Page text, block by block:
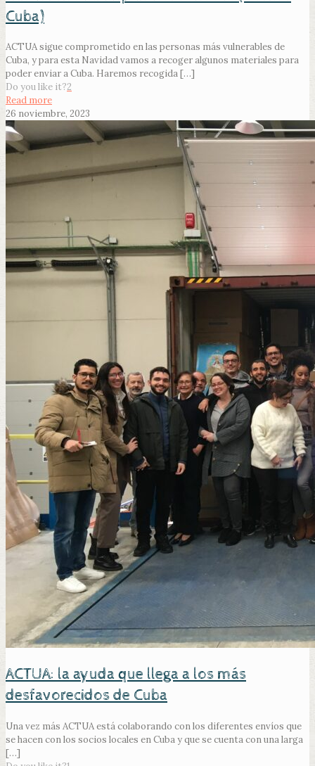
Cuba)
ACTUA sigue comprometido en las personas más vulnerables de
Cuba, y para esta Navidad vamos a recoger algunos materiales para
poder enviar a Cuba. Haremos recogida[…]
Do you like it?2
Read more
26 noviembre, 2023
ACTUA: la ayuda que llega a los más
desfavorecidos de Cuba
Una vez más ACTUA está colaborando con los diferentes envíos que
se hacen con los socios locales en Cuba y que se cuenta con una larga
[…]